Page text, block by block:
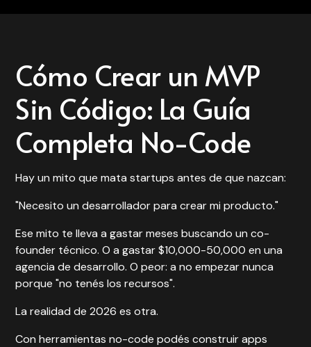
Cómo Crear un MVP
Sin Código: La Guía
Completa No-Code
Hay un mito que mata startups antes de que nazcan:
"Necesito un desarrollador para crear mi producto."
Ese mito te lleva a gastar meses buscando un co-
founder técnico. O a gastar $10,000-50,000 en una
agencia de desarrollo. O peor: a no empezar nunca
porque "no tenés los recursos".
La realidad de 2026 es otra.
Con herramientas no-code podés construir apps